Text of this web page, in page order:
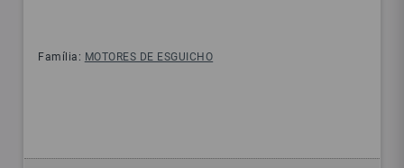
Família: MOTORES DE ESGUICHO